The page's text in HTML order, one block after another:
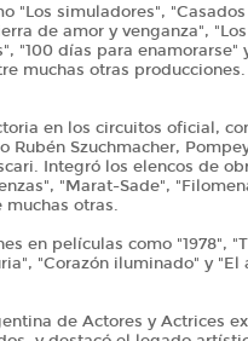
"Los simuladores",
de amor y venganza",
"100 días para enamorarse"
muchas otras producciones.
en los circuitos oficial,
Szuchmacher,
Integró los elencos de
"Marat-Sade",
muchas otras.
en películas como "1978",
"Corazón iluminado" y "El
de Actores y Actrices